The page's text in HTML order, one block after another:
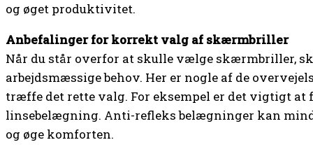
og øget produktivitet.
Anbefalinger for korrekt valg af skærmbriller
Når du står overfor at skulle vælge skærmbriller,
arbejdsmæssige behov. Her er nogle af de
træffe det rette valg. For eksempel er det vigtigt at
linsebelægning. Anti-refleks belægninger kan
og øge komforten.